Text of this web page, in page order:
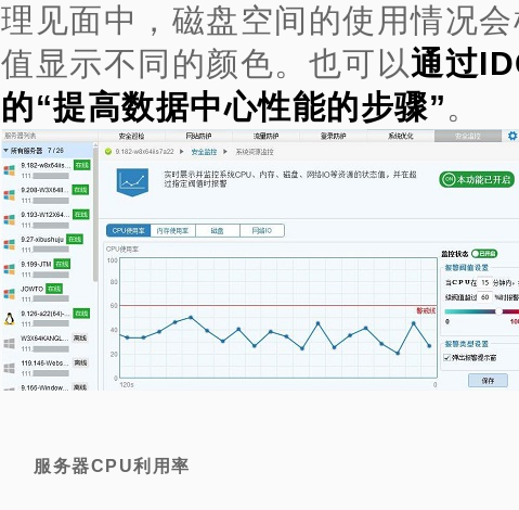
理见面中，磁盘空间的使用情况
值显示不同的颜色。也可以通过
的“提高数据中心性能的步骤”。
服务器CPU利用率